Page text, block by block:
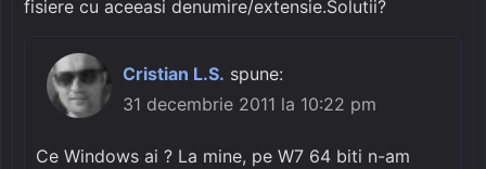
fisiere cu aceeasi denumire/extensie.Solutii?
Cristian L.S. spune:
31 decembrie 2011 la 10:22 pm
Ce Windows ai ? La mine, pe W7 64 biti n-am